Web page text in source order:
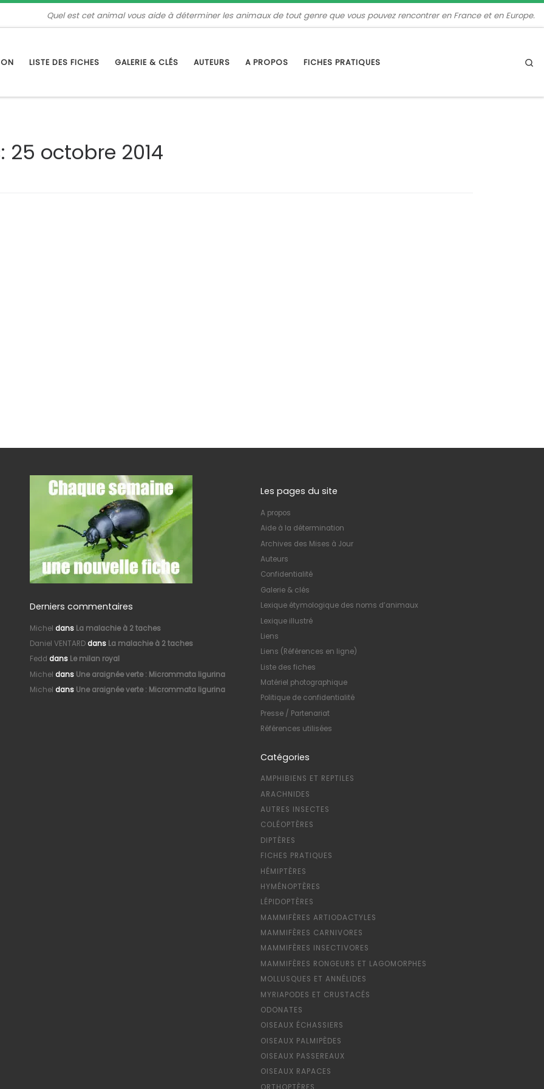
Quel est cet animal vous aide à déterminer les animaux de tout genre que vous pouvez rencontrer en France et en Europe.
LISTE DES FICHES GALERIE & CLÉS AUTEURS A PROPOS FICHES PRATIQUES
25 octobre 2014
Derniers commentaires
Michel dans La malachie à 2 taches
Daniel VENTARD dans La malachie à 2 taches
Fedd dans Le milan royal
Michel dans Une araignée verte : Micrommata ligurina
Michel dans Une araignée verte : Micrommata ligurina
Les pages du site
A propos
Aide à la détermination
Archives des Mises à Jour
Auteurs
Confidentialité
Galerie & clés
Lexique étymologique des noms d’animaux
Lexique illustré
Liens
Liens (Références en ligne)
Liste des fiches
Matériel photographique
Politique de confidentialité
Presse / Partenariat
Références utilisées
Catégories
AMPHIBIENS ET REPTILES
ARACHNIDES
AUTRES INSECTES
COLÉOPTÈRES
DIPTÈRES
FICHES PRATIQUES
HÉMIPTÈRES
HYMÉNOPTÈRES
LÉPIDOPTÈRES
MAMMIFÈRES ARTIODACTYLES
MAMMIFÈRES CARNIVORES
MAMMIFÈRES INSECTIVORES
MAMMIFÈRES RONGEURS ET LAGOMORPHES
MOLLUSQUES ET ANNÉLIDES
MYRIAPODES ET CRUSTACÉS
ODONATES
OISEAUX ÉCHASSIERS
OISEAUX PALMIPÈDES
OISEAUX PASSEREAUX
OISEAUX RAPACES